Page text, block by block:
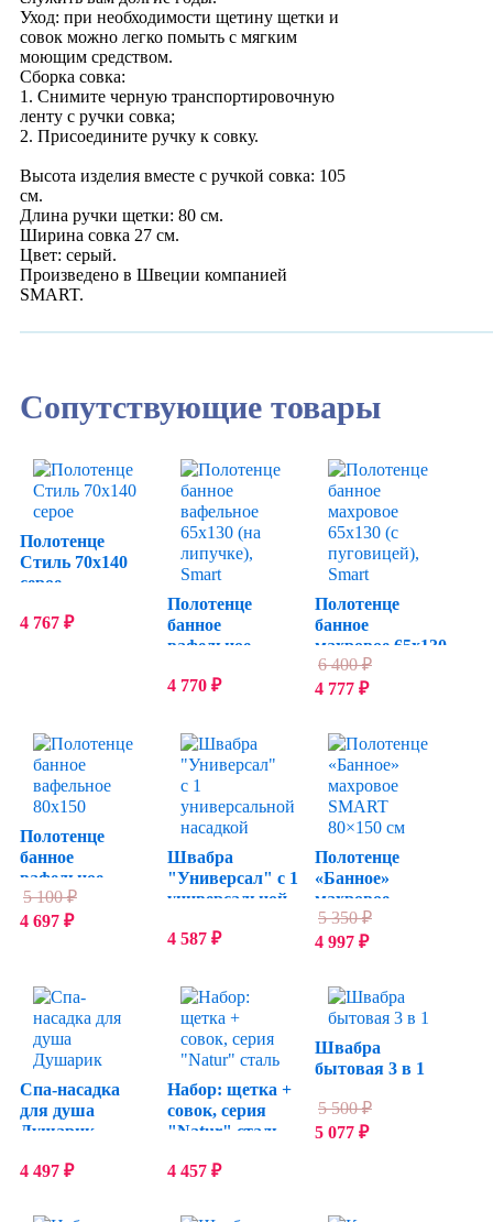
Уход: при необходимости щетину щетки и
совок можно легко помыть с мягким
моющим средством.
Сборка совка:
1. Снимите черную транспортировочную
ленту с ручки совка;
2. Присоедините ручку к совку.
Высота изделия вместе с ручкой совка: 105
см.
Длина ручки щетки: 80 см.
Ширина совка 27 см.
Цвет: серый.
Произведено в Швеции компанией
SMART.
Сопутствующие товары
Полотенце
Стиль 70x140
серое
4 767 ₽
Полотенце
банное
вафельное
липучке), Smart
4 770 ₽
Полотенце
банное
махровое 65х130
(с пуговицей),
Smart
6 400₽
4 777 ₽
Полотенце
банное
вафельное
80х150
5 100₽
4 697 ₽
Швабра
"Универсал" с 1
универсальной
4 587 ₽
Полотенце
«Банное»
махровое
SMART 80×150
см
5 350₽
4 997 ₽
Спа-насадка
для душа
Душарик
4 497 ₽
Набор: щетка +
совок, серия
"Natur" сталь
4 457 ₽
Швабра
бытовая 3 в 1
5 500₽
5 077 ₽